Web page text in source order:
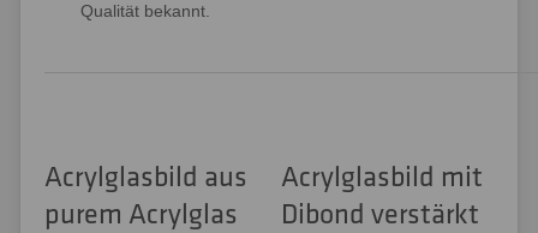
Qualität bekannt.
Acrylglasbild aus
purem Acrylglas
Acrylglasbild mit
Dibond verstärkt